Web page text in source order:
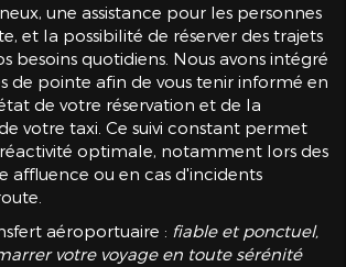
une assistance pour les personnes
et la possibilité de réserver des trajets
besoins quotidiens. Nous avons intégré
de pointe afin de vous tenir informé en
de votre réservation et de la
votre taxi. Ce suivi constant permet
optimale, notamment lors des
affluence ou en cas d'incidents
aéroportuaire : fiable et ponctuel,
votre voyage en toute sérénité